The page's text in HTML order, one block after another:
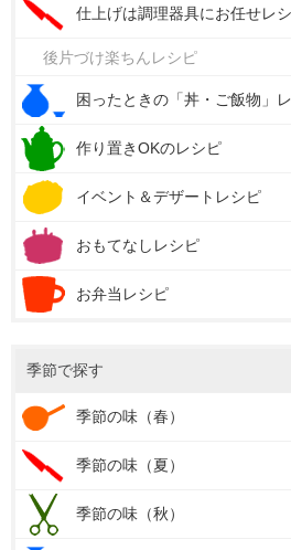
仕上げは調理器具にお任せレ
後片づけ楽ちんレシピ
困ったときの「丼・ご飯物」
作り置きOKのレシピ
イベント＆デザートレシピ
おもてなしレシピ
お弁当レシピ
季節で探す
季節の味（春）
季節の味（夏）
季節の味（秋）